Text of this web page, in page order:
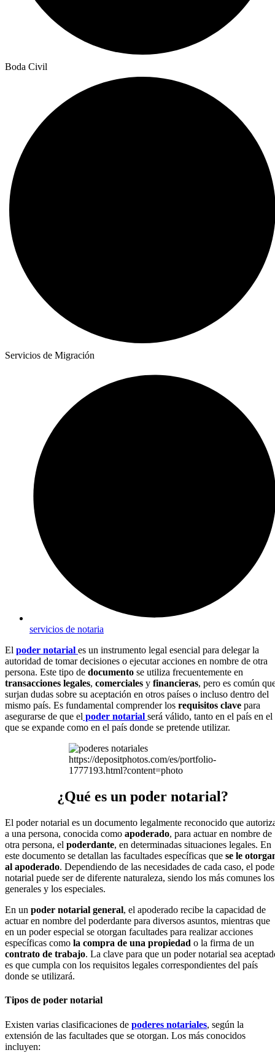
Boda Civil
Servicios de Migración
servicios de notaria
El poder notarial es un instrumento legal esencial para delegar la
autoridad de tomar decisiones o ejecutar acciones en nombre de otra
persona. Este tipo de documento se utiliza frecuentemente en
transacciones legales, comerciales y financieras, pero es común
surjan dudas sobre su aceptación en otros países o incluso dentro del
mismo país. Es fundamental comprender los requisitos clave para
asegurarse de que el poder notarial será válido, tanto en el país en el
que se expande como en el país donde se pretende utilizar.
https://depositphotos.com/es/portfolio-
1777193.html?content=photo
¿Qué es un poder notarial?
El poder notarial es un documento legalmente reconocido que
a una persona, conocida como apoderado, para actuar en nombre de
otra persona, el poderdante, en determinadas situaciones legales. En
este documento se detallan las facultades específicas que se le
al apoderado. Dependiendo de las necesidades de cada caso, el
notarial puede ser de diferente naturaleza, siendo los más comunes los
generales y los especiales.
En un poder notarial general, el apoderado recibe la capacidad de
actuar en nombre del poderdante para diversos asuntos, mientras que
en un poder especial se otorgan facultades para realizar acciones
específicas como la compra de una propiedad o la firma de un
contrato de trabajo. La clave para que un poder notarial sea
es que cumpla con los requisitos legales correspondientes del país
donde se utilizará.
Tipos de poder notarial
Existen varias clasificaciones de poderes notariales, según la
extensión de las facultades que se otorgan. Los más conocidos
incluyen: